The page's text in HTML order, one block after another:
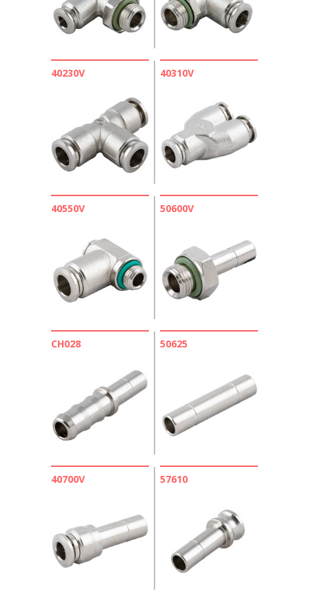
40230V 40310V
40550V 50600V
CH028 50625
40700V 57610